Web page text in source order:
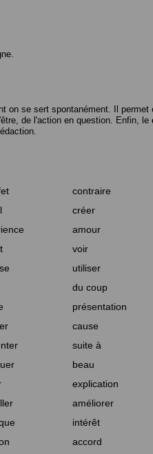
on se sert spontanément. Il permet
de l'action en question. Enfin, le
contraire
créer
amour
voir
utiliser
du coup
présentation
cause
suite à
beau
explication
améliorer
intérêt
accord